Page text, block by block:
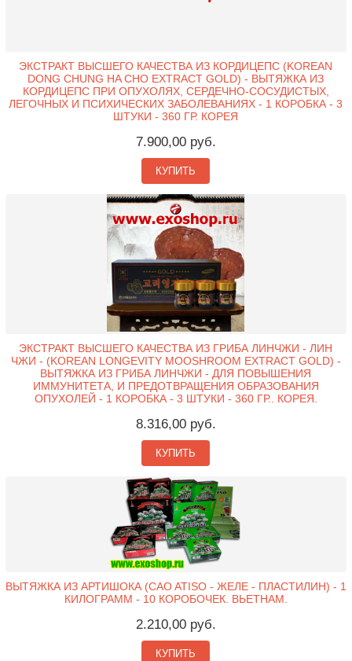
ЭКСТРАКТ ВЫСШЕГО КАЧЕСТВА ИЗ КОРДИЦЕПС (KOREAN
DONG CHUNG HA CHO EXTRACT GOLD) - ВЫТЯЖКА ИЗ
КОРДИЦЕПС ПРИ ОПУХОЛЯХ, СЕРДЕЧНО-СОСУДИСТЫХ,
ЛЕГОЧНЫХ И ПСИХИЧЕСКИХ ЗАБОЛЕВАНИЯХ - 1 КОРОБКА - 3
ШТУКИ - 360 ГР. КОРЕЯ
7.900,00 руб.
КУПИТЬ
ЭКСТРАКТ ВЫСШЕГО КАЧЕСТВА ИЗ ГРИБА ЛИНЧЖИ - ЛИН
ЧЖИ - (KOREAN LONGEVITY MOOSHROOM EXTRACT GOLD) -
ВЫТЯЖКА ИЗ ГРИБА ЛИНЧЖИ - ДЛЯ ПОВЫШЕНИЯ
ИММУНИТЕТА, И ПРЕДОТВРАЩЕНИЯ ОБРАЗОВАНИЯ
ОПУХОЛЕЙ - 1 КОРОБКА - 3 ШТУКИ - 360 ГР.. КОРЕЯ.
8.316,00 руб.
КУПИТЬ
ВЫТЯЖКА ИЗ АРТИШОКА (CAO ATISO - ЖЕЛЕ - ПЛАСТИЛИН) - 1
КИЛОГРАММ - 10 КОРОБОЧЕК. ВЬЕТНАМ.
2.210,00 руб.
КУПИТЬ